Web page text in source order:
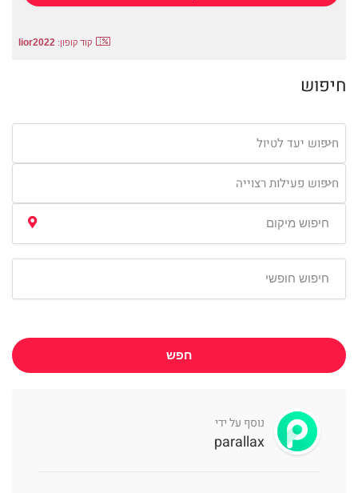
קוד קופון: lior2022
חיפוש
חיפוש יעד לטיול
חיפוש פעילות רצוייה
חפש
נוסף על ידי
parallax